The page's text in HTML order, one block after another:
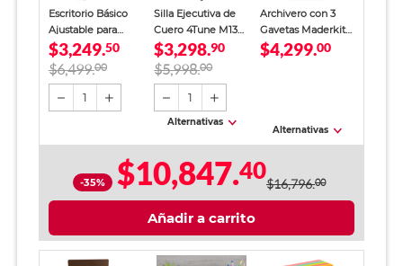
Escritorio Básico
Ajustable para
Oficina 4Tune Café
$3,249.50
$6,499.00
1
Silla Ejecutiva de
Cuero 4Tune M138
Café
$3,298.90
$5,998.00
1
Alternativas
Archivero con 3
Gavetas Maderkit
Melamina Café
$4,299.00
Alternativas
-35% $10,847.40$16,796.00
Añadir a carrito